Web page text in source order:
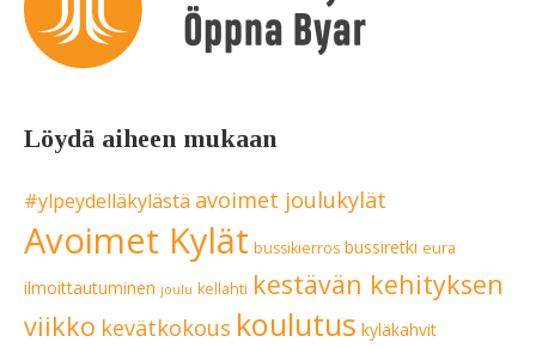
Löydä aiheen mukaan
#ylpeydelläkylästä avoimet joulukylät
Avoimet Kylät bussikierros bussiretki eura
ilmoittautuminen joulu kellahti kestävän kehityksen
viikko kevätkokous koulutus kyläkahvit